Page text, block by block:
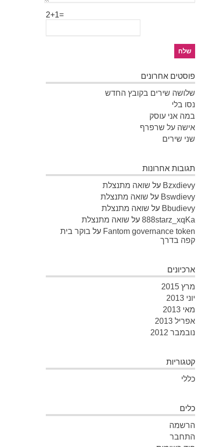
2+1=
פוסטים אחרונים
שלושה שירים בקובץ החדש
נסו בלי
במה אני עוסק
אישה על שרפרף
שני שירים
תגובות אחרונות
Bzxdievy על שואה מתנצלת
Bswdievy על שואה מתנצלת
Bbudievy על שואה מתנצלת
888starz_xqKa על שואה מתנצלת
Fantom governance token על בוקר בית
קפה בדרך
ארכיונים
מרץ 2015
יוני 2013
מאי 2013
אפריל 2013
נובמבר 2012
קטגוריות
כללי
כלים
הרשמה
התחבר